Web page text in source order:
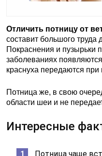
Отличить потницу от
составит большого
Покраснения и пузырьки
заболеваниях
краснуха передаются при
Потница же, в свою
области шеи и не
Интересные
Потница чаще